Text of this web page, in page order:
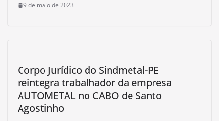
9 de maio de 2023
Corpo Jurídico do Sindmetal-PE
reintegra trabalhador da empresa
AUTOMETAL no CABO de Santo
Agostinho